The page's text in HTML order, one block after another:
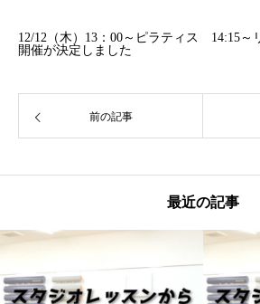
12/12（木）13：00～ピラティス 14:15～
開催が決定しました
前の記事
最近の記事